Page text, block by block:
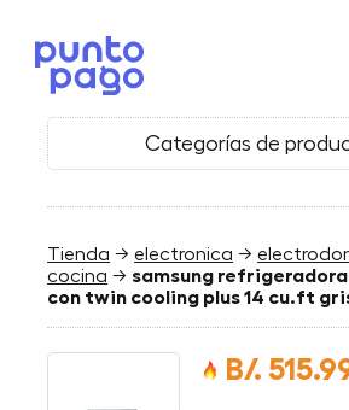
Categorías de
Tienda →electronica →
cocina → samsung
con twin cooling plus 14 cu.ft
B/.